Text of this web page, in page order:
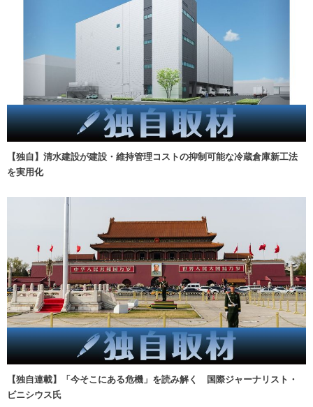
【独自】清水建設が建設・維持管理コストの抑制可能な冷蔵倉庫新工法
を実用化
【独自連載】「今そこにある危機」を読み解く 国際ジャーナリスト・
ビニシウス氏